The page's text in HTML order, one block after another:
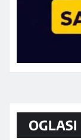
OGLASI